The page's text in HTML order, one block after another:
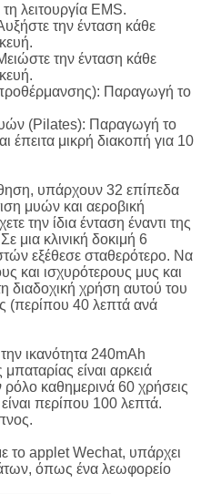
λειτουργία EMS.
την ένταση κάθε
την ένταση κάθε
Παραγωγή το
(Pilates): Παραγωγή το
έπειτα μικρή διακοπή για 10
υπάρχουν 32 επίπεδα
μυών και αεροβική
την ίδια ένταση έναντι της
μια κλινική δοκιμή 6
εξέθεσε σταθερότερο. Να
και ισχυρότερους μυς και
διαδοχική χρήση αυτού του
(περίπου 40 λεπτά ανά
ικανότητα 240mAh
είναι αρκειά
καθημερινά 60 χρήσεις
περίπου 100 λεπτά.
το applet Wechat, υπάρχει
όπως ένα λεωφορείο